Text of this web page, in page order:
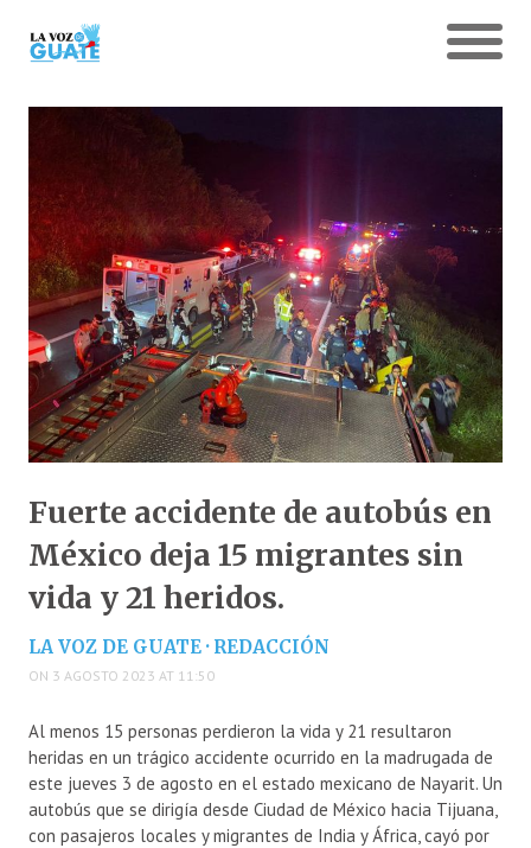
Fuerte accidente de autobús en
México deja 15 migrantes sin
vida y 21 heridos.
LA VOZ DE GUATE · REDACCIÓN
ON 3 AGOSTO 2023 AT 11:50
Al menos 15 personas perdieron la vida y 21 resultaron
heridas en un trágico accidente ocurrido en la madrugada de
este jueves 3 de agosto en el estado mexicano de Nayarit. Un
autobús que se dirigía desde Ciudad de México hacia Tijuana,
con pasajeros locales y migrantes de India y África, cayó por